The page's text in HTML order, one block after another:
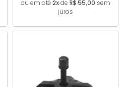
ou em até 2xde R$ 55,00 sem
juros